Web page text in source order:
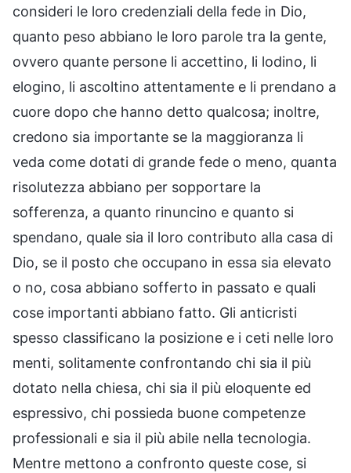
consideri le loro credenziali della fede in Dio,
quanto peso abbiano le loro parole tra la gente,
ovvero quante persone li accettino, li lodino, li
elogino, li ascoltino attentamente e li prendano a
cuore dopo che hanno detto qualcosa; inoltre,
credono sia importante se la maggioranza li
veda come dotati di grande fede o meno, quanta
risolutezza abbiano per sopportare la
sofferenza, a quanto rinuncino e quanto si
spendano, quale sia il loro contributo alla casa di
Dio, se il posto che occupano in essa sia elevato
o no, cosa abbiano sofferto in passato e quali
cose importanti abbiano fatto. Gli anticristi
spesso classificano la posizione e i ceti nelle loro
menti, solitamente confrontando chi sia il più
dotato nella chiesa, chi sia il più eloquente ed
espressivo, chi possieda buone competenze
professionali e sia il più abile nella tecnologia.
Mentre mettono a confronto queste cose, si